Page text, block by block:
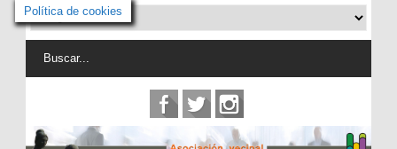
Política de cookies